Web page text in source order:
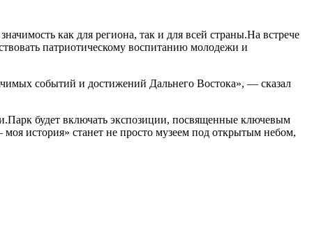
как для региона, так и для всей страны.На встрече
патриотическому воспитанию молодежи и
событий и достижений Дальнего Востока», — сказал
будет включать экспозиции, посвященные ключевым
история» станет не просто музеем под открытым небом,